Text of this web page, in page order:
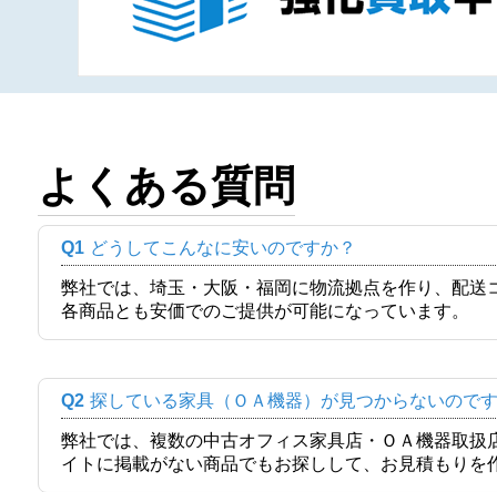
よくある質問
Q1 どうしてこんなに安いのですか？
弊社では、埼玉・大阪・福岡に物流拠点を作り、配
各商品とも安価でのご提供が可能になっています。
Q2 探している家具（ＯＡ機器）が見つからないので
弊社では、複数の中古オフィス家具店・ＯＡ機器取
イトに掲載がない商品でもお探しして、お見積もりを